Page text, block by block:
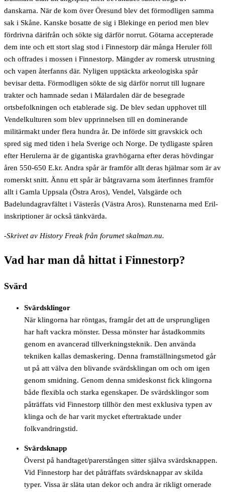
danskarna. När de kom över Öresund blev det förmodligen samma
sak i Skåne. Kanske bosatte de sig i Blekinge en period men blev
fördrivna därifrån och sökte sig därför norrut. Götarna accepterade
dem inte och ett stort slag stod i Finnestorp där många Heruler föll
och offrades i mossen i Finnestorp. Mängder av romersk utrustning
och vapen återfanns där. Nyligen upptäckta arkeologiska spår
bevisar detta. Förmodligen sökte de sig därför norrut till lugnare
trakter och hamnade sedan i Mälardalen där de besegrade
ortsbefolkningen och etablerade sig. De blev sedan upphovet till
Vendelkulturen som blev upprinnelsen till en dominerande
militärmakt under flera hundra år. De införde sitt gravskick och
spred sig med tiden i hela Sverige och Norge. De tydligaste spåren
efter Herulerna är de gigantiska gravhögarna efter deras hövdingar
åren 550-650 E.kr. Andra spår är framför allt deras hjälmar som är av
romerskt snitt. Ännu ett spår är båtgravarna som återfinnes framför
allt i Gamla Uppsala (Östra Aros), Vendel, Valsgärde och
Badelundagravfältet i Västerås (Västra Aros). Runstenarna med Eril-
inskriptioner är också tänkvärda.
-Skrivet av History Freak från forumet skalman.nu.
Vad har man då hittat i Finnestorp?
Svärd
Svärdsklingor
När klingorna har röntgas, framgår det att de ursprungligen
har haft vackra mönster. Dessa mönster har åstadkommits
genom en avancerad tillverkningsteknik. Den använda
tekniken kallas demaskering. Denna framställningsmetod går
ut på att välva den blivande svärdsklingan om och om igen
genom smidning. Genom denna smideskonst fick klingorna
både flexibla och starka egenskaper. De svärdsklingor som
påträffats vid Finnestorp tillhör den mest exklusiva typen av
klinga och de har varit mycket eftertraktade under
folkvandringstid.
Svärdsknapp
Överst på handtaget/parerstången sitter själva svärdsknappen.
Vid Finnestorp har det påträffats svärdsknappar av skilda
typer. Vissa är släta utan dekor och andra är rikligt ornerade